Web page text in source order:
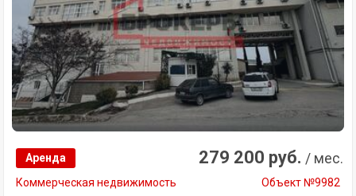
Аренда 279 200 руб. / мес.
Коммерческая недвижимость Объект №9982